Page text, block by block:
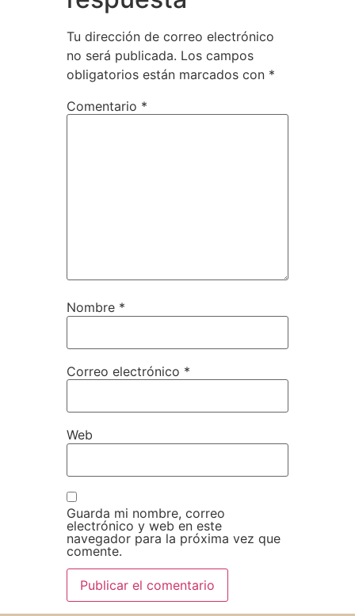
Tu dirección de correo electrónico
no será publicada. Los campos
obligatorios están marcados con *
Comentario *
Nombre *
Correo electrónico *
Web
Guarda mi nombre, correo
electrónico y web en este
navegador para la próxima vez que
comente.